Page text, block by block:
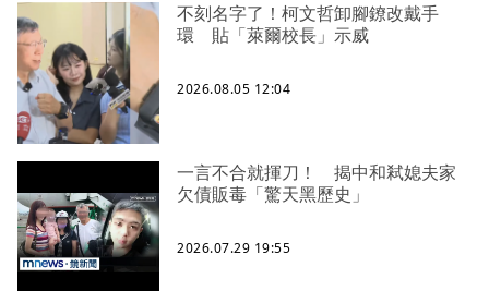
不刻名字了！柯文哲卸腳鐐改戴手
環 貼「萊爾校長」示威
2026.08.05 12:04
一言不合就揮刀！ 揭中和弒媳夫家
欠債販毒「驚天黑歷史」
2026.07.29 19:55